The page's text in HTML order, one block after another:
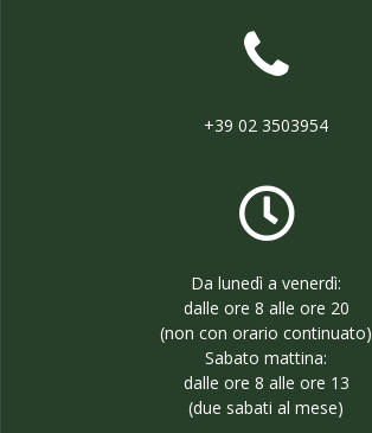
+39 02 3503954
Da lunedì a venerdì:
dalle ore 8 alle ore 20
(non con orario continuato)
Sabato mattina:
dalle ore 8 alle ore 13
(due sabati al mese)